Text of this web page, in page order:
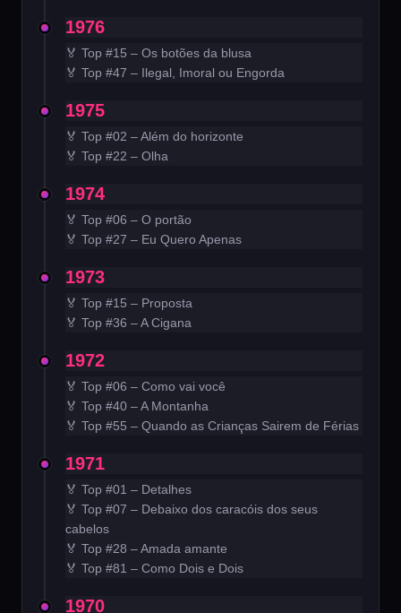
1976
🏅 Top #15 – Os botões da blusa
🏅 Top #47 – Ilegal, Imoral ou Engorda
1975
🏅 Top #02 – Além do horizonte
🏅 Top #22 – Olha
1974
🏅 Top #06 – O portão
🏅 Top #27 – Eu Quero Apenas
1973
🏅 Top #15 – Proposta
🏅 Top #36 – A Cigana
1972
🏅 Top #06 – Como vai você
🏅 Top #40 – A Montanha
🏅 Top #55 – Quando as Crianças Sairem de Férias
1971
🏅 Top #01 – Detalhes
🏅 Top #07 – Debaixo dos caracóis dos seus
cabelos
🏅 Top #28 – Amada amante
🏅 Top #81 – Como Dois e Dois
1970